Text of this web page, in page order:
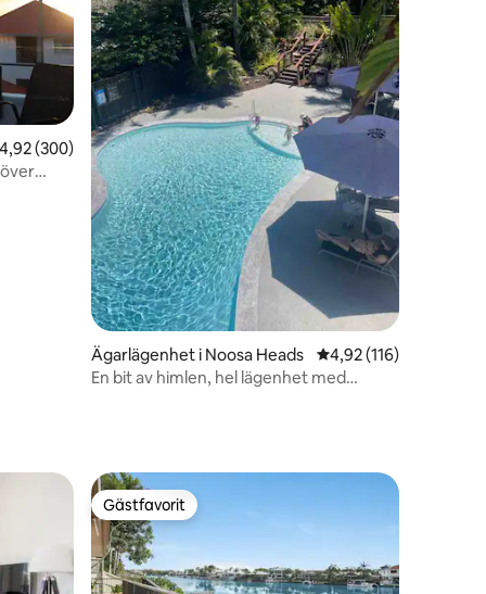
av 5 i genomsnittligt betyg, 300 omdömen
4,92 (300)
Ägarlägenhet i Noosa Heads 4,92 av 5 i
4,92 (116)
En bit av himlen, hel lägenhet med
Gästfavorit
Gästfavorit